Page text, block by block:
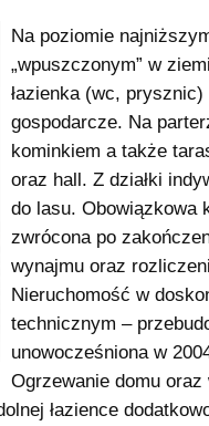
Na poziomie
„wpuszczonym” w
łazienka (wc,
gospodarcze. Na
kominkiem a także
oraz hall. Z działki
do lasu. Obowiązkowa
zwrócona po
wynajmu oraz
Nieruchomość w
technicznym –
unowocześniona w
Ogrzewanie domu oraz
łazience